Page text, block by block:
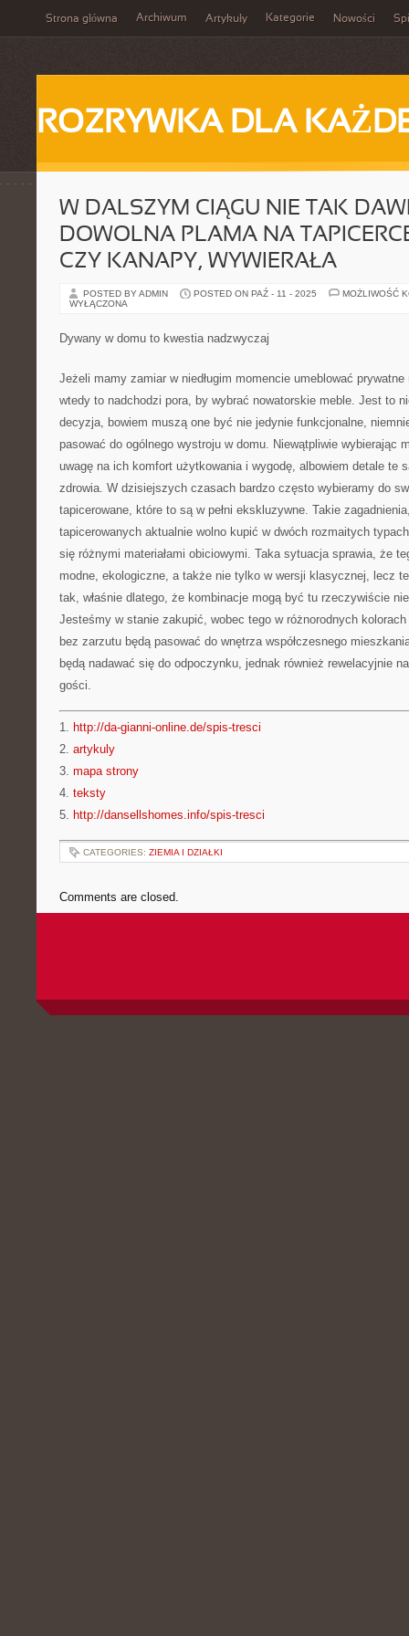
Strona główna Archiwum Artykuły Kategorie Nowości
ROZRYWKA DLA
W DALSZYM CIĄGU NIE TAK
DOWOLNA PLAMA NA
CZY KANAPY, WYWIERAŁA
POSTED BY ADMIN POSTED ON PAŹ - 11 - 2025
MOŻLIWOŚĆ
WYŁĄCZONA
Dywany w domu to kwestia nadzwyczaj
Jeżeli mamy zamiar w niedługim momencie umeblować
wtedy to nadchodzi pora, by wybrać nowatorskie meble. Jest to
decyzja, bowiem muszą one być nie jedynie funkcjonalne,
pasować do ogólnego wystroju w domu. Niewątpliwie wybierając
uwagę na ich komfort użytkowania i wygodę, albowiem detale te
zdrowia. W dzisiejszych czasach bardzo często wybieramy do
tapicerowane, które to są w pełni ekskluzywne. Takie
tapicerowanych aktualnie wolno kupić w dwóch rozmaitych
się różnymi materiałami obiciowymi. Taka sytuacja sprawia, że
modne, ekologiczne, a także nie tylko w wersji klasycznej, lecz
tak, właśnie dlatego, że kombinacje mogą być tu rzeczywiście
Jesteśmy w stanie zakupić, wobec tego w różnorodnych
bez zarzutu będą pasować do wnętrza współczesnego
będą nadawać się do odpoczynku, jednak również rewelacyjnie
gości.
1. http://da-gianni-online.de/spis-tresci
2. artykuly
3. mapa strony
4. teksty
5. http://dansellshomes.info/spis-tresci
CATEGORIES: ZIEMIA I DZIAŁKI
Comments are closed.